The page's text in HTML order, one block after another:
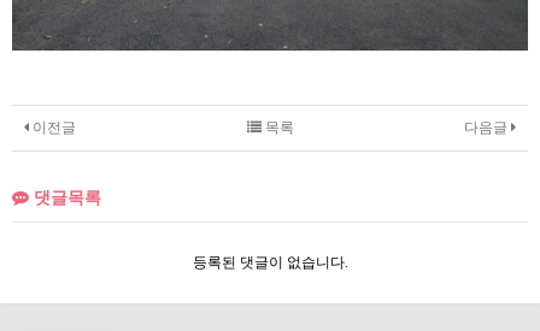
이전글 다음글
목록
댓글목록
등록된 댓글이 없습니다.